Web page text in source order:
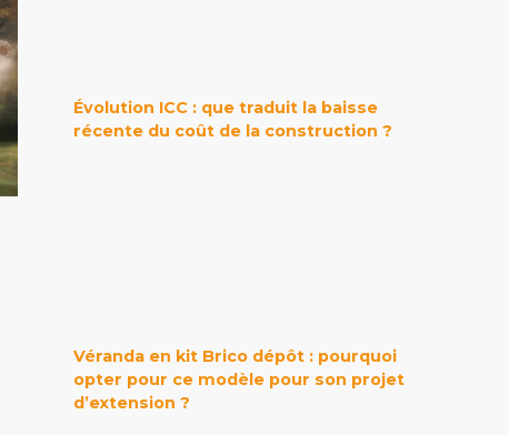
Évolution ICC : que traduit la baisse
récente du coût de la construction ?
Véranda en kit Brico dépôt : pourquoi
opter pour ce modèle pour son projet
d’extension ?